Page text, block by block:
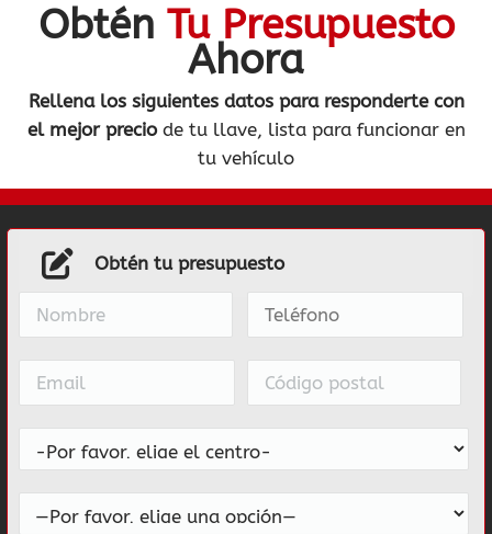
Obtén Tu Presupuesto
Ahora
Rellena los siguientes datos para responderte con
el mejor preciode tu llave, lista para funcionar en
tu vehículo
Obtén tu presupuesto